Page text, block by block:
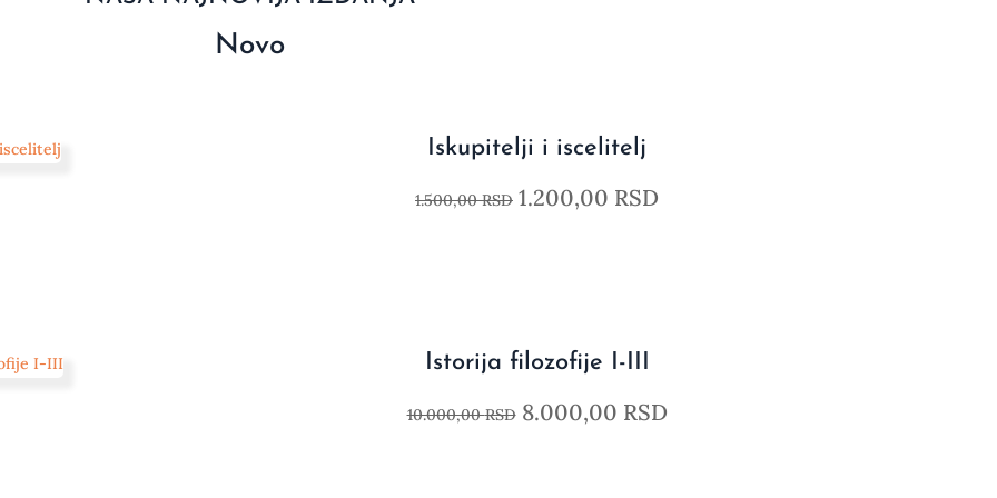
Novo
Iskupitelji i iscelitelj
1.500,00RSD 1.200,00 RSD
Istorija filozofije I-III
10.000,00RSD 8.000,00 RSD